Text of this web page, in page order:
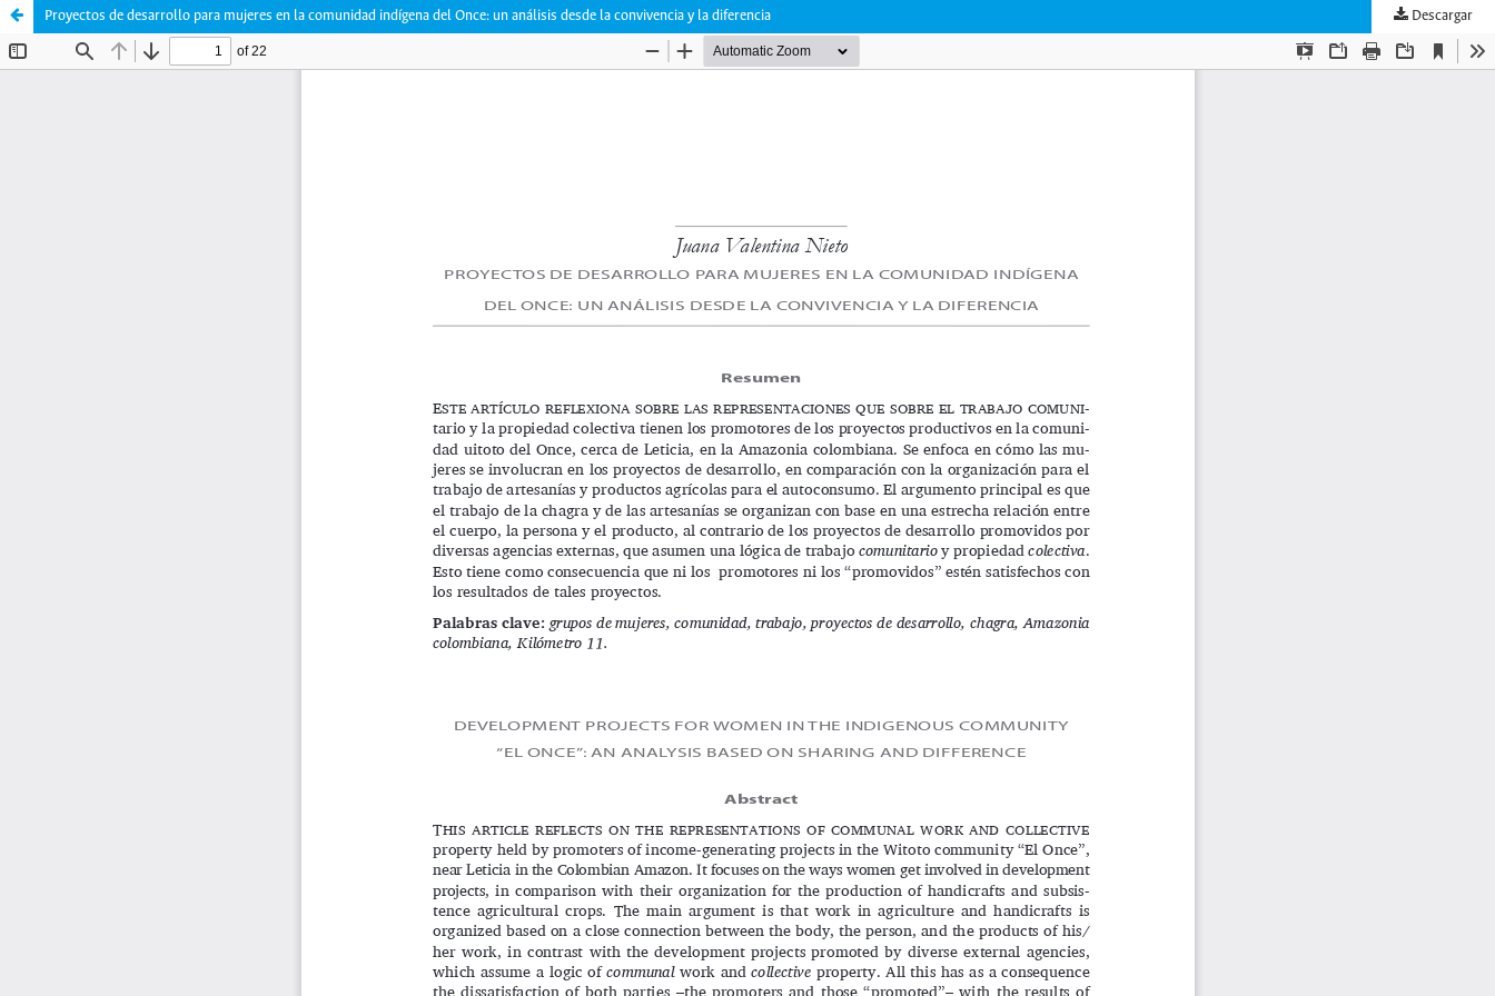
Proyectos de desarrollo para mujeres en la comunidad indígena del Once: un análisis desde la convivencia y la diferencia Descargar